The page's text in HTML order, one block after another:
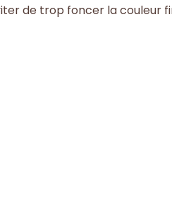
de trop foncer la couleur